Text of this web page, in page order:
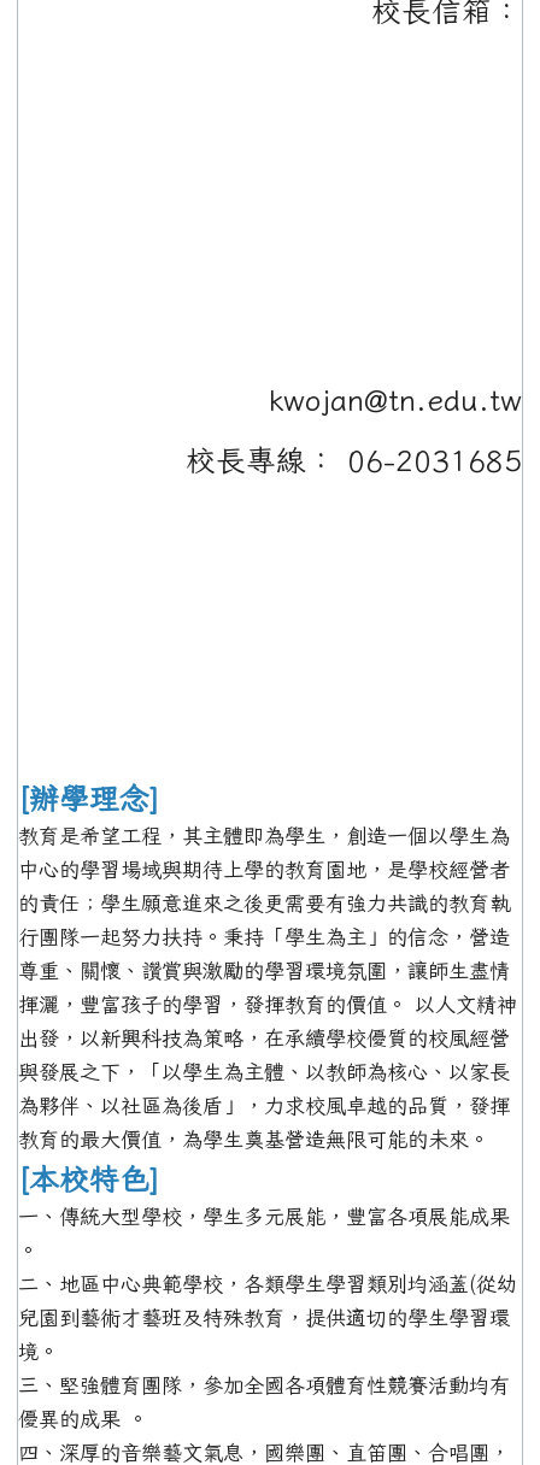
校長信箱：
kwojan@tn.edu.tw
校長專線： 06-2031685
[辦學理念]
教育是希望工程，其主體即為學生，創造一個以學生為
中心的學習場域與期待上學的教育園地，是學校經營者
的責任；學生願意進來之後更需要有強力共識的教育執
行團隊一起努力扶持。秉持「學生為主」的信念，營造
尊重、關懷、讚賞與激勵的學習環境氛圍，讓師生盡情
揮灑，豐富孩子的學習，發揮教育的價值。 以人文精神
出發，以新興科技為策略，在承續學校優質的校風經營
與發展之下，「以學生為主體、以教師為核心、以家長
為夥伴、以社區為後盾」，力求校風卓越的品質，發揮
教育的最大價值，為學生奠基營造無限可能的未來。
[本校特色]
一、傳統大型學校，學生多元展能，豐富各項展能成果
。
二、地區中心典範學校，各類學生學習類別均涵蓋(從幼
兒園到藝術才藝班及特殊教育，提供適切的學生學習環
境。
三、堅強體育團隊，參加全國各項體育性競賽活動均有
優異的成果 。
四、深厚的音樂藝文氣息，國樂團、直笛團、合唱團，